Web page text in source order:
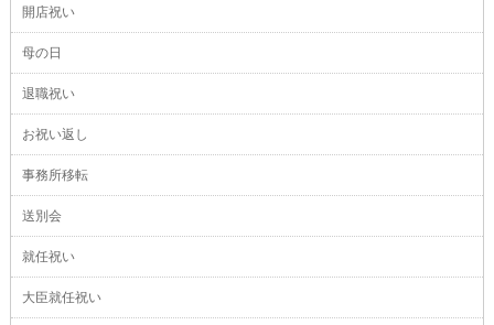
開店祝い
母の日
退職祝い
お祝い返し
事務所移転
送別会
就任祝い
大臣就任祝い